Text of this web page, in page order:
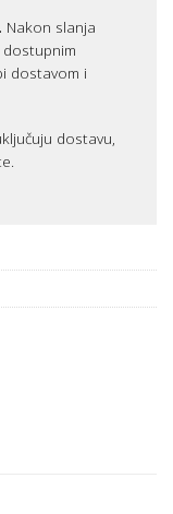
Nakon slanja
dostavom i
dostavu,